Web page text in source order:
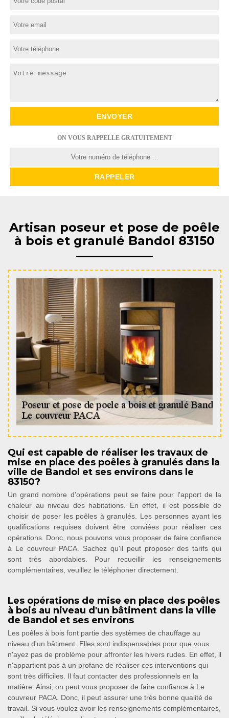
ON VOUS RAPPELLE GRATUITEMENT
Artisan poseur et pose de poêle
à bois et granulé Bandol 83150
Qui est capable de réaliser les travaux de
mise en place des poêles à granulés dans la
ville de Bandol et ses environs dans le
83150?
Un grand nombre d'opérations peut se faire pour l'apport de la
chaleur au niveau des habitations. En effet, il est possible de
choisir de poser les poêles à granulés. Les personnes ayant les
qualifications requises doivent être conviées pour réaliser ces
opérations. Donc, nous pouvons vous proposer de faire confiance
à Le couvreur PACA. Sachez qu'il peut proposer des tarifs qui
sont très abordables. Pour recueillir les renseignements
complémentaires, veuillez le téléphoner directement.
Les opérations de mise en place des poêles
à bois au niveau d'un bâtiment dans la ville
de Bandol et ses environs
Les poêles à bois font partie des systèmes de chauffage au
niveau d'un bâtiment. Elles sont indispensables pour que vous
n'ayez pas de problème pour affronter les hivers rudes. En effet, il
n'appartient pas à un profane de réaliser ces interventions qui
sont très difficiles. Il faut contacter des professionnels en la
matière. Ainsi, on peut vous proposer de faire confiance à Le
couvreur PACA. Donc, il peut assurer une très bonne qualité de
travail. Si vous voulez avoir les renseignements complémentaires,